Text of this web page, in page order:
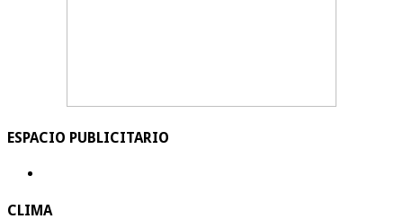
ESPACIO PUBLICITARIO
CLIMA